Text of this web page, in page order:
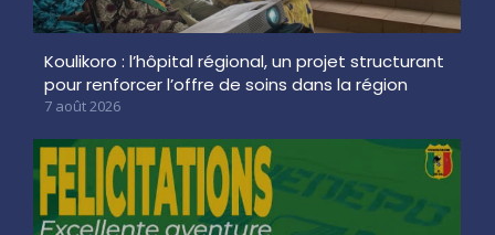
Koulikoro : l’hôpital régional, un projet structurant
pour renforcer l’offre de soins dans la région
7 août 2026